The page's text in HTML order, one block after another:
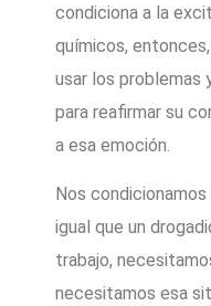
condiciona a la
químicos,
usar los problemas
para reafirmar su
a esa emoción.
Nos
igual que un
trabajo,
necesitamos esa